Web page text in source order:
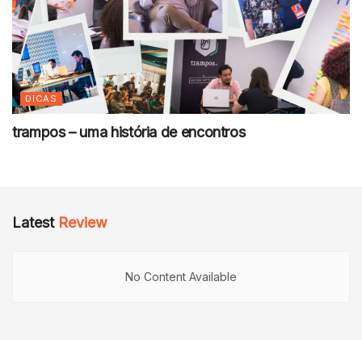
DICAS
trampos – uma história de encontros
Latest Review
No Content Available